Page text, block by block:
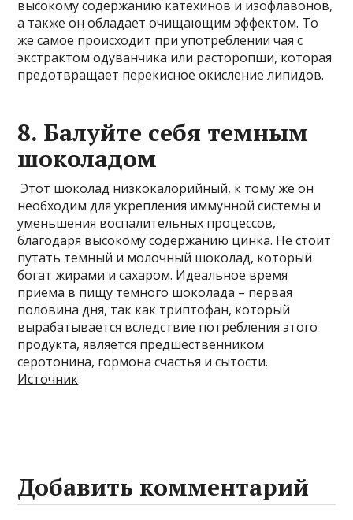
высокому содержанию катехинов и изофлавонов,
а также он обладает очищающим эффектом. То
же самое происходит при употреблении чая с
экстрактом одуванчика или расторопши, которая
предотвращает перекисное окисление липидов.
8. Балуйте себя темным
шоколадом
Этот шоколад низкокалорийный, к тому же он
необходим для укрепления иммунной системы и
уменьшения воспалительных процессов,
благодаря высокому содержанию цинка. Не стоит
путать темный и молочный шоколад, который
богат жирами и сахаром. Идеальное время
приема в пищу темного шоколада – первая
половина дня, так как триптофан, который
вырабатывается вследствие потребления этого
продукта, является предшественником
серотонина, гормона счастья и сытости.
Источник
Добавить комментарий